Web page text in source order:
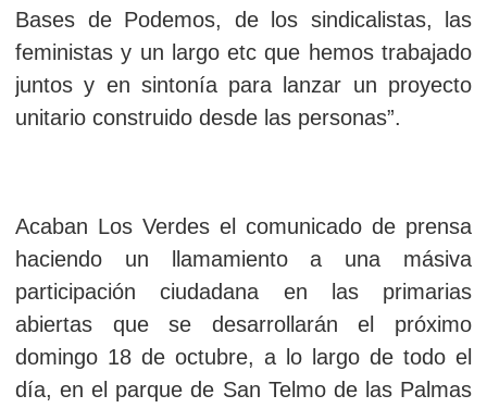
Bases de Podemos, de los sindicalistas, las
feministas y un largo etc que hemos trabajado
juntos y en sintonía para lanzar un proyecto
unitario construido desde las personas”.
Acaban Los Verdes el comunicado de prensa
haciendo un llamamiento a una másiva
participación ciudadana en las primarias
abiertas que se desarrollarán el próximo
domingo 18 de octubre, a lo largo de todo el
día, en el parque de San Telmo de las Palmas